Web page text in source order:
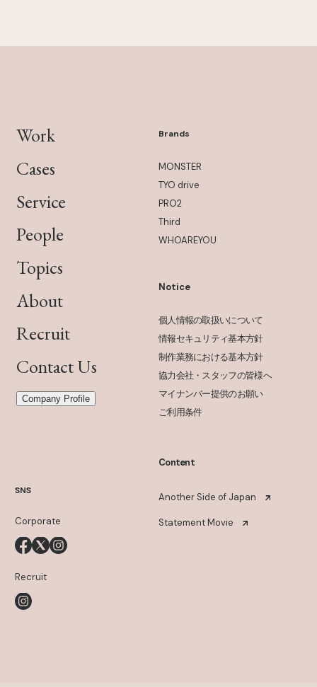
Work
Cases
Service
People
Topics
About
Recruit
Contact Us
Company Profile
Brands
MONSTER
TYO drive
PRO2
Third
WHOAREYOU
SNS
Corporate
Recruit
Notice
個人情報の取扱いについて
情報セキュリティ基本方針
制作業務における基本方針
協力会社・スタッフの皆様へ
マイナンバー提供のお願い
ご利用条件
Content
Another Side of Japan
Statement Movie